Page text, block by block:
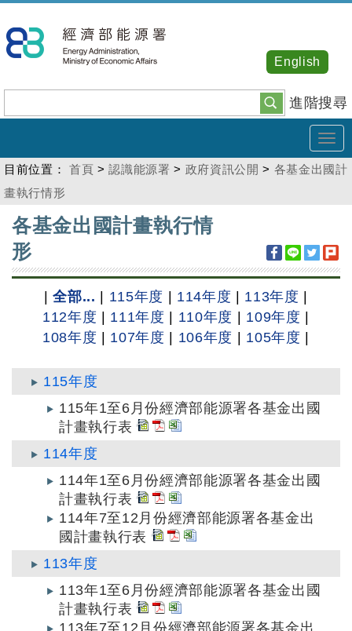
到
主
內
容
進階搜尋
English
目前位置： 首頁 >認識能源署 > 政府資訊公開 > 各基金出國計
畫執行情形
:::
各基金出國計畫執行情
形
|全部... 115年度 114年度 113年度
112年度
111年度 110年度 109年度
108年度
107年度 106年度 105年度
115年度
115年1至6月份經濟部能源署各基金出國
計畫執行表
114年度
114年1至6月份經濟部能源署各基金出國
計畫執行表
114年7至12月份經濟部能源署各基金出
國計畫執行表
113年度
113年1至6月份經濟部能源署各基金出國
計畫執行表
113年7至12月份經濟部能源署各基金出